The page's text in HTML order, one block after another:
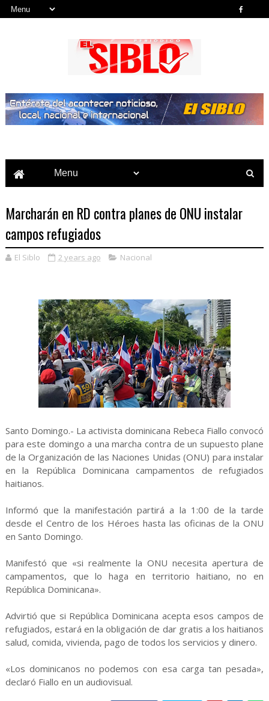
Marcharán en RD contra planes de ONU instalar
campos refugiados
El Siblo 2 years ago Nacional
Santo Domingo.- La activista dominicana Rebeca Fiallo convocó
para este domingo a una marcha contra de un supuesto plane
de la Organización de las Naciones Unidas (ONU) para instalar
en la República Dominicana campamentos de refugiados
haitianos.
Informó que la manifestación partirá a la 1:00 de la tarde
desde el Centro de los Héroes hasta las oficinas de la ONU
en Santo Domingo.
Manifestó que «si realmente la ONU necesita apertura de
campamentos, que lo haga en territorio haitiano, no en
República Dominicana».
Advirtió que si República Dominicana acepta esos campos de
refugiados, estará en la obligación de dar gratis a los haitianos
salud, comida, vivienda, pago de todos los servicios y dinero.
«Los dominicanos no podemos con esa carga tan pesada»,
declaró Fiallo en un audiovisual.